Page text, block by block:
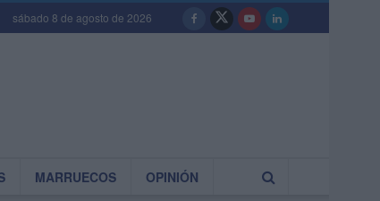
sábado 8 de agosto de 2026
MARRUECOS OPINIÓN